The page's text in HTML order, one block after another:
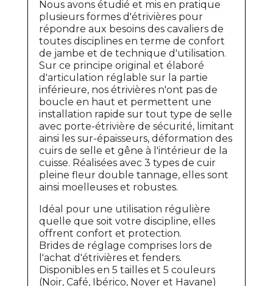
Nous avons étudié et mis en pratique
plusieurs formes d'étrivières pour
répondre aux besoins des cavaliers de
toutes disciplines en terme de confort
de jambe et de technique d'utilisation.
Sur ce principe original et élaboré
d'articulation réglable sur la partie
inférieure, nos étrivières n'ont pas de
boucle en haut et permettent une
installation rapide sur tout type de selle
avec porte-étrivière de sécurité, limitant
ainsi les sur-épaisseurs, déformation des
cuirs de selle et gêne à l'intérieur de la
cuisse. Réalisées avec 3 types de cuir
pleine fleur double tannage, elles sont
ainsi moelleuses et robustes.
Idéal pour une utilisation régulière
quelle que soit votre discipline, elles
offrent confort et protection.
Brides de réglage comprises lors de
l'achat d'étrivières et fenders.
Disponibles en 5 tailles et 5 couleurs
(Noir, Café, Ibérico, Noyer et Havane)